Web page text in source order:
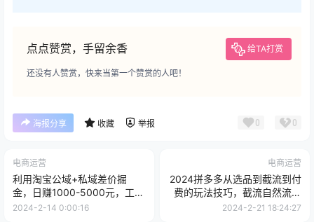
点点赞赏，手留余香 给TA打赏
还没有人赞赏，快来当第一个赞赏的人吧！
海报分享 收藏 举报 0 0
电商运营
利用淘宝公域+私域差价掘
金，日赚1000-5000元，工作
室可放大操作，实操...
2024-2-14 0:00:16
电商运营
2024拼多多从选品到截流到付
费的玩法技巧，截流自然流量
玩法，高投产玩法
2024-2-21 18:24:27